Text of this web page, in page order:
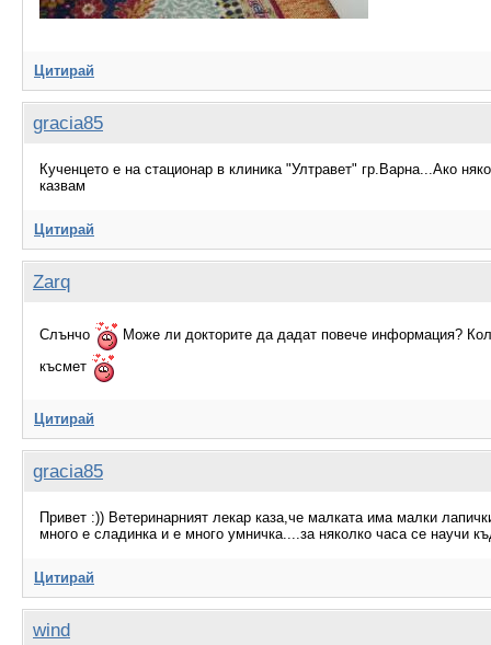
Цитирай
gracia85
Кученцето е на стационар в клиника "Ултравет" гр.Варна...Ако
казвам
Цитирай
Zarq
Слънчо
Може ли докторите да дадат повече информация?
късмет
Цитирай
gracia85
Привет :)) Ветеринарният лекар каза,че малката има малки
много е сладинка и е много умничка....за няколко часа се научи
Цитирай
wind